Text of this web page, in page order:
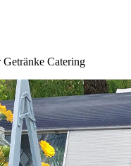
Catering